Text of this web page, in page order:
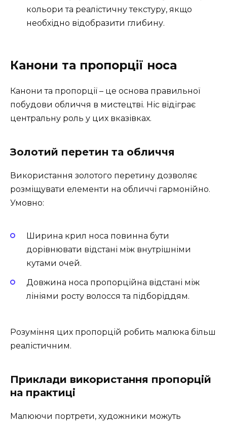
кольори та реалістичну текстуру, якщо
необхідно відобразити глибину.
Канони та пропорції носа
Канони та пропорції – це основа правильної
побудови обличчя в мистецтві. Ніс відіграє
центральну роль у цих вказівках.
Золотий перетин та обличчя
Використання золотого перетину дозволяє
розміщувати елементи на обличчі гармонійно.
Умовно:
Ширина крил носа повинна бути
дорівнювати відстані між внутрішніми
кутами очей.
Довжина носа пропорційна відстані між
лініями росту волосся та підборіддям.
Розуміння цих пропорцій робить малюка більш
реалістичним.
Приклади використання пропорцій
на практиці
Малюючи портрети, художники можуть